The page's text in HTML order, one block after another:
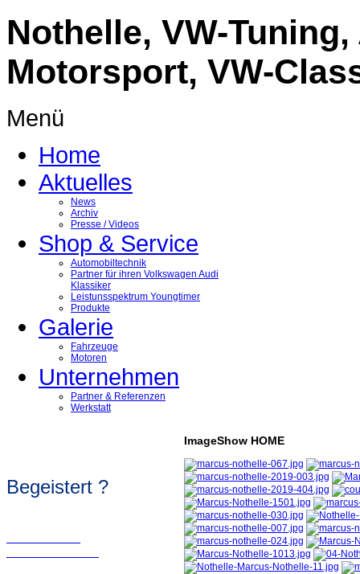
Nothelle, VW-
Motorsport, VW-
Menü
Home
Aktuelles
News
Archiv
Presse / Videos
Shop & Service
Automobiltechnik
Partner für ihren Volkswagen Audi
Klassiker
Leistunsspektrum Youngtimer
Produkte
Galerie
Fahrzeuge
Motoren
Unternehmen
Partner & Referenzen
Werkstatt
ImageShow HOME
Begeistert ?